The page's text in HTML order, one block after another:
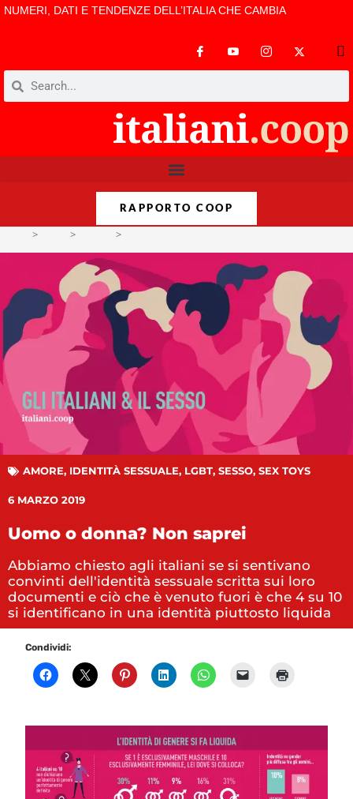
NUMERI, DATI E TENDENZE DELL’ITALIA CHE CAMBIA
RAPPORTO COOP
> > >
AMORE, IDENTITÀ SESSUALE, LGBT, SESSO, SEX TOYS
6 MARZO 2019
Uomo o donna? Non saprei
Abbiamo chiesto agli italiani se si sentivano
convinti dell'identità sessuale scritta sui loro
documenti e ciò che è venuto fuori è che 4 su 10
si identificano in una identità piuttosto liquida
Condividi: